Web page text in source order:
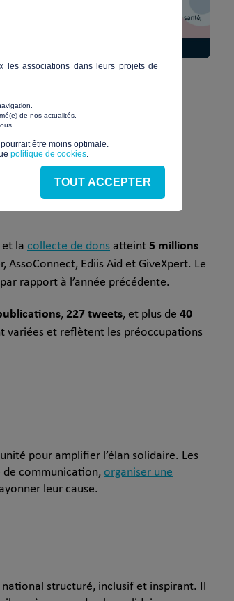
la collecte de dons atteint 5 millions
Ediis Aid et GiveXpert. Le
par rapport à l’année précédente.
, 227 tweets, et plus de 40
variées et reflètent les préoccupations
pour amplifier l’élan solidaire. Les
de communication, organiser une
leur cause.
national structuré, inclusif et inspirant. Il
les associations dans leurs projets de
de nos actualités.
être moins optimale.​
politique de cookies.
TOUT ACCEPTER